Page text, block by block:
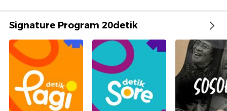
Signature Program 20detik